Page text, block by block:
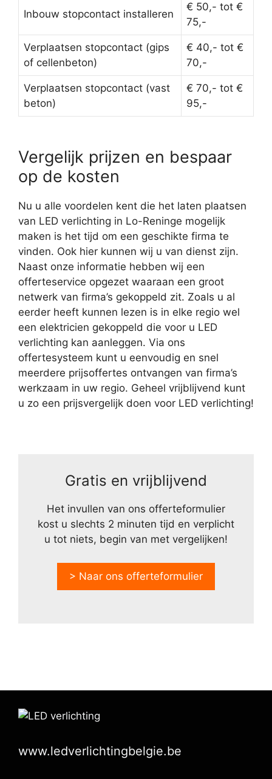
Inbouw stopcontact installeren
€ 50,- tot €
75,-
Verplaatsen stopcontact (gips
of cellenbeton)
€ 40,- tot €
70,-
Verplaatsen stopcontact (vast
beton)
€ 70,- tot €
95,-
Vergelijk prijzen en bespaar
op de kosten
Nu u alle voordelen kent die het laten plaatsen
van LED verlichting in Lo-Reninge mogelijk
maken is het tijd om een geschikte firma te
vinden. Ook hier kunnen wij u van dienst zijn.
Naast onze informatie hebben wij een
offerteservice opgezet waaraan een groot
netwerk van firma’s gekoppeld zit. Zoals u al
eerder heeft kunnen lezen is in elke regio wel
een elektricien gekoppeld die voor u LED
verlichting kan aanleggen. Via ons
offertesysteem kunt u eenvoudig en snel
meerdere prijsoffertes ontvangen van firma’s
werkzaam in uw regio. Geheel vrijblijvend kunt
u zo een prijsvergelijk doen voor LED verlichting!
Gratis en vrijblijvend
Het invullen van ons offerteformulier
kost u slechts 2 minuten tijd en verplicht
u tot niets, begin van met vergelijken!
> Naar ons offerteformulier
www.ledverlichtingbelgie.be